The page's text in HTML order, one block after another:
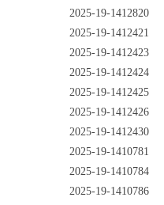
2025-19-1412820
2025-19-1412421
2025-19-1412423
2025-19-1412424
2025-19-1412425
2025-19-1412426
2025-19-1412430
2025-19-1410781
2025-19-1410784
2025-19-1410786